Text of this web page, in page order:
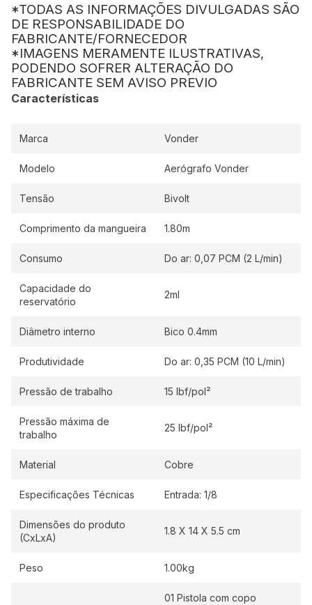
*TODAS AS INFORMAÇÕES DIVULGADAS SÃO
DE RESPONSABILIDADE DO
FABRICANTE/FORNECEDOR
*IMAGENS MERAMENTE ILUSTRATIVAS,
PODENDO SOFRER ALTERAÇÃO DO
FABRICANTE SEM AVISO PREVIO
Características
Marca Vonder
Modelo Aerógrafo Vonder
Tensão Bivolt
Comprimento da mangueira 1.80m
Consumo Do ar: 0,07 PCM (2 L/min)
Capacidade do
reservatório
2ml
Diâmetro interno Bico 0.4mm
Produtividade Do ar: 0,35 PCM (10 L/min)
Pressão de trabalho 15 lbf/pol²
Pressão máxima de
trabalho
25 lbf/pol²
Material Cobre
Especificações Técnicas Entrada: 1/8
Dimensões do produto
(CxLxA)
1.8 X 14 X 5.5 cm
Peso 1.00kg
01 Pistola com copo